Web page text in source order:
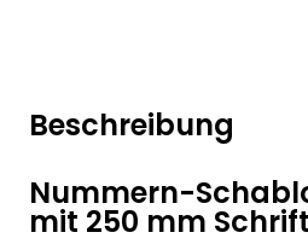
Beschreibung
Nummern-
mit 250 mm